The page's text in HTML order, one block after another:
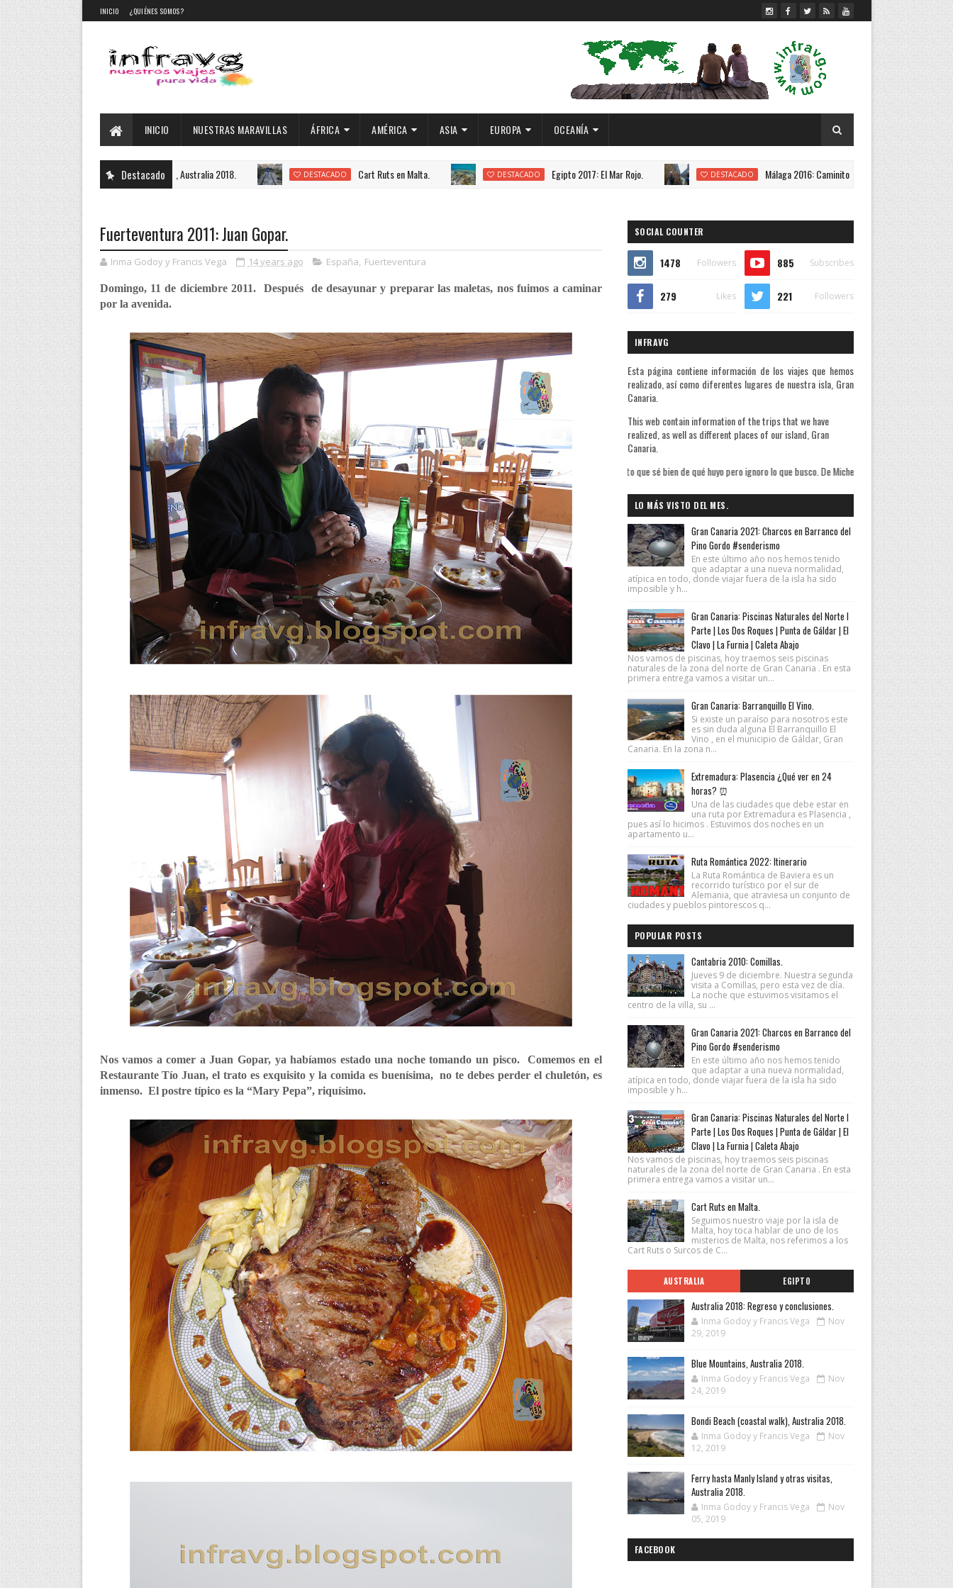
INICIO ¿QUIÉNES SOMOS?
INICIO NUESTRAS MARAVILLAS ÁFRICA AMÉRICA ASIA EUROPA OCEANÍA
Destacado DESTACADO Cart Ruts en Malta. DESTACADO Egipto 2017: El Mar Rojo. DESTACADO Málaga 2016: Caminito del Rey. DESTACADO
Fuerteventura 2011: Juan Gopar.
Inma Godoy y Francis Vega 14 years ago España, Fuerteventura
Domingo, 11 de diciembre 2011. Después de desayunar y preparar las maletas, nos fuimos a caminar
por la avenida.
Nos vamos a comer a Juan Gopar, ya habíamos estado una noche tomando un pisco. Comemos en el
Restaurante Tío Juan, el trato es exquisito y la comida es buenísima, no te debes perder el chuletón, es
inmenso. El postre típico es la “Mary Pepa”, riquísimo.
SOCIAL COUNTER
1478 Followers 885 Subscribes
279 Likes 221 Followers
INFRAVG
Esta página contiene información de los viajes que hemos
realizado, así como diferentes lugares de nuestra isla, Gran
Canaria.
This web contain information of the trips that we have
realized, as well as different places of our island, Gran
Canaria.
A quienes me preguntan la razón de mis viajes les contesto que sé bien de qué huyo pero ignoro lo que busco. De Michel De Montaigne
LO MÁS VISTO DEL MES.
Gran Canaria 2021: Charcos en Barranco del
Pino Gordo #senderismo
En este último año nos hemos tenido
que adaptar a una nueva normalidad,
atípica en todo, donde viajar fuera de la isla ha sido
imposible y h...
Gran Canaria: Piscinas Naturales del Norte I
Parte | Los Dos Roques | Punta de Gáldar | El
Clavo | La Furnia | Caleta Abajo
Nos vamos de piscinas, hoy traemos seis piscinas
naturales de la zona del norte de Gran Canaria . En esta
primera entrega vamos a visitar un...
Gran Canaria: Barranquillo El Vino.
Si existe un paraíso para nosotros este
es sin duda alguna El Barranquillo El
Vino , en el municipio de Gáldar, Gran
Canaria. En la zona n...
Extremadura: Plasencia ¿Qué ver en 24
horas? ⏰
Una de las ciudades que debe estar en
una ruta por Extremadura es Plasencia ,
pues así lo hicimos . Estuvimos dos noches en un
apartamento u...
Ruta Romántica 2022: Itinerario
La Ruta Romántica de Baviera es un
recorrido turístico por el sur de
Alemania, que atraviesa un conjunto de
ciudades y pueblos pintorescos q...
POPULAR POSTS
Cantabria 2010: Comillas.
Jueves 9 de diciembre. Nuestra segunda
visita a Comillas, pero esta vez de día.
La noche que estuvimos visitamos el
centro de la villa, su ...
Gran Canaria 2021: Charcos en Barranco del
Pino Gordo #senderismo
En este último año nos hemos tenido
que adaptar a una nueva normalidad,
atípica en todo, donde viajar fuera de la isla ha sido
imposible y h...
Gran Canaria: Piscinas Naturales del Norte I
Parte | Los Dos Roques | Punta de Gáldar | El
Clavo | La Furnia | Caleta Abajo
Nos vamos de piscinas, hoy traemos seis piscinas
naturales de la zona del norte de Gran Canaria . En esta
primera entrega vamos a visitar un...
Cart Ruts en Malta.
Seguimos nuestro viaje por la isla de
Malta, hoy toca hablar de uno de los
misterios de Malta, nos referimos a los
Cart Ruts o Surcos de C...
AUSTRALIA EGIPTO
Australia 2018: Regreso y conclusiones.
Inma Godoy y Francis Vega
Nov
29, 2019
Blue Mountains, Australia 2018.
Inma Godoy y Francis Vega
Nov
24, 2019
Bondi Beach (coastal walk), Australia 2018.
Inma Godoy y Francis Vega
Nov
12, 2019
Ferry hasta Manly Island y otras visitas,
Australia 2018.
Inma Godoy y Francis Vega
Nov
05, 2019
FACEBOOK